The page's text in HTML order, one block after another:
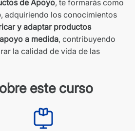
de Apoyo, te formarás como
, adquiriendo los conocimientos
y adaptar productos
a medida, contribuyendo
la calidad de vida de las
este curso